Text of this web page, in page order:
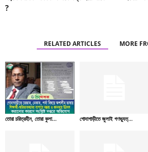
?
RELATED ARTICLES MORE
তোরা চরিত্রহীন, তোরা কুলা... গোদাগাড়ীতে জুলাই গণভ্যুত্...